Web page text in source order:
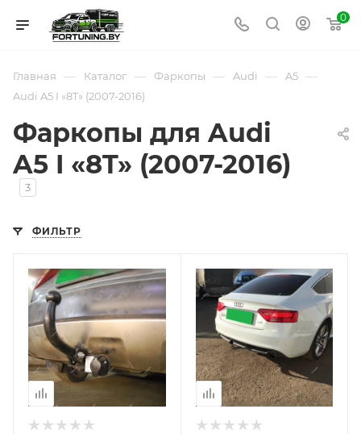
0
Главная — Каталог — Фаркопы — Audi — A5 —
Audi A5 I «8T» (2007-2016)
Фаркопы для Audi
A5 I «8T» (2007-2016)
3
ФИЛЬТР